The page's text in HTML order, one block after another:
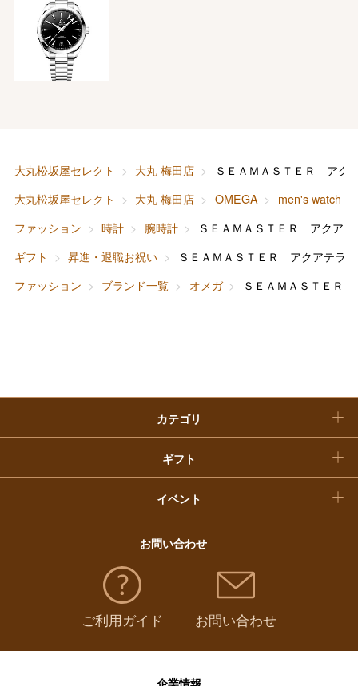
大丸松坂屋セレクト 大丸 梅田店
ＳＥＡＭＡＳＴＥＲ ア
大丸松坂屋セレクト
大丸 梅田店 OMEGA
men's watch
ファッション
時計 腕時計
ＳＥＡＭＡＳＴＥＲ アクア
ギフト
昇進・退職お祝い
ＳＥＡＭＡＳＴＥＲ アクアテ
ファッション
ブランド一覧 オメガ ＳＥＡＭＡＳＴＥ
カテゴリ
ファッション
ホーム＆インテリア
ベビー＆キッズ
ギフト
出産内祝い
結婚内祝い
お香典返し
快気祝い
イベント
父の日
お中元
敬老の日
福袋
お問い合わせ
ご利用ガイド お問い合わせ
企業情報